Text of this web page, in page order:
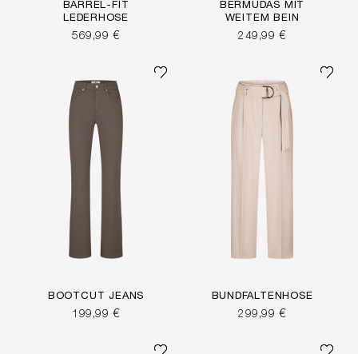
BARREL-FIT
LEDERHOSE
569,99 €
BERMUDAS MIT
WEITEM BEIN
249,99 €
BOOTCUT JEANS
199,99 €
BUNDFALTENHOSE
299,99 €